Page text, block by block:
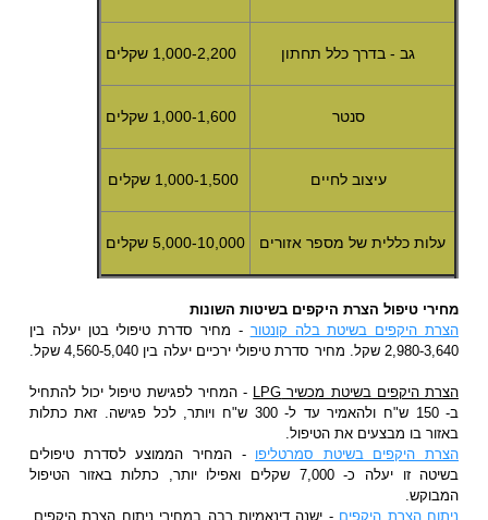
גב - בדרך כלל תחתון
סנטר
עיצוב לחיים
עלות כללית של מספר אזורים
מחירי טיפול הצרת היקפים בשיטות השונות
הצרת היקפים בשיטת בלה קונטור - מחיר סדרת טיפולי בטן יעלה בין
2,980-3,640 שקל. מחיר סדרת טיפולי ירכיים יעלה בין 4,560-5,040 שקל.
הצרת היקפים בשיטת מכשיר LPG
- המחיר לפגישת טיפול יכול להתחיל
ב- 150 ש"ח ולהאמיר עד ל- 300 ש"ח ויותר, לכל פגישה. זאת כתלות
באזור בו מבצעים את הטיפול.
הצרת היקפים בשיטת סמרטליפו - המחיר הממוצע לסדרת טיפולים
בשיטה זו יעלה כ- 7,000 שקלים ואפילו יותר, כתלות באזור הטיפול
המבוקש.
ניתוח הצרת היקפים - ישנה דינאמיות רבה במחירי ניתוח הצרת היקפים,